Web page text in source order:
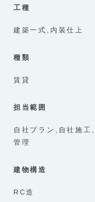
工種
建築一式 内装仕上
種類
賃貸
担当範囲
自社プラン 自社施工
管理
建物構造
RC造